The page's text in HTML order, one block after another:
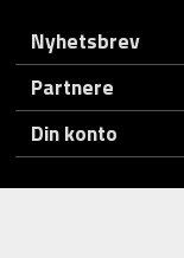
Nyhetsbrev
Partnere
Din konto